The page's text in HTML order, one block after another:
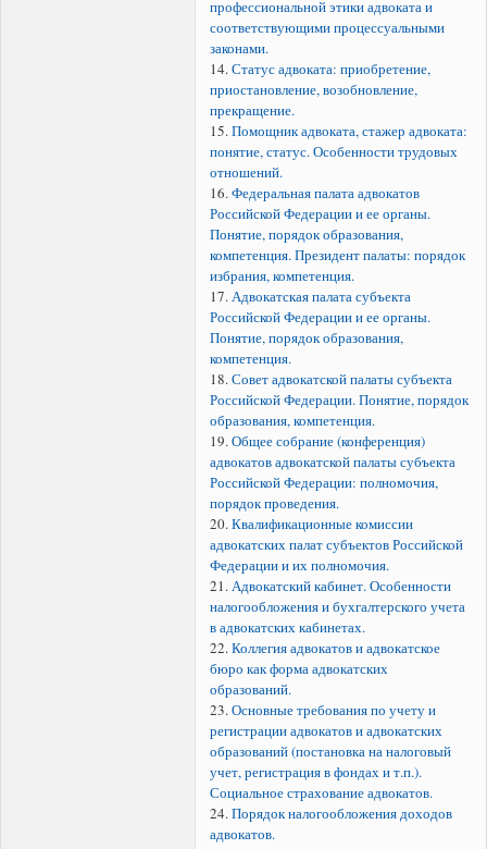
профессиональной этики адвоката и
соответствующими процессуальными
законами.
14. Статус адвоката: приобретение,
приостановление, возобновление,
прекращение.
15. Помощник адвоката, стажер адвоката:
понятие, статус. Особенности трудовых
отношений.
16. Федеральная палата адвокатов
Российской Федерации и ее органы.
Понятие, порядок образования,
компетенция. Президент палаты: порядок
избрания, компетенция.
17. Адвокатская палата субъекта
Российской Федерации и ее органы.
Понятие, порядок образования,
компетенция.
18. Совет адвокатской палаты субъекта
Российской Федерации. Понятие, порядок
образования, компетенция.
19. Общее собрание (конференция)
адвокатов адвокатской палаты субъекта
Российской Федерации: полномочия,
порядок проведения.
20. Квалификационные комиссии
адвокатских палат субъектов Российской
Федерации и их полномочия.
21. Адвокатский кабинет. Особенности
налогообложения и бухгалтерского учета
в адвокатских кабинетах.
22. Коллегия адвокатов и адвокатское
бюро как форма адвокатских
образований.
23. Основные требования по учету и
регистрации адвокатов и адвокатских
образований (постановка на налоговый
учет, регистрация в фондах и т.п.).
Социальное страхование адвокатов.
24. Порядок налогообложения доходов
адвокатов.